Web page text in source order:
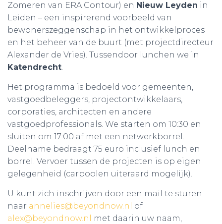
Zomeren van ERA Contour) en Nieuw Leyden in
Leiden – een inspirerend voorbeeld van
bewonerszeggenschap in het ontwikkelproces
en het beheer van de buurt (met projectdirecteur
Alexander de Vries). Tussendoor lunchen we in
Katendrecht.
Het programma is bedoeld voor gemeenten,
vastgoedbeleggers, projectontwikkelaars,
corporaties, architecten en andere
vastgoedprofessionals. We starten om 10:30 en
sluiten om 17:00 af met een netwerkborrel.
Deelname bedraagt 75 euro inclusief lunch en
borrel. Vervoer tussen de projecten is op eigen
gelegenheid (carpoolen uiteraard mogelijk).
U kunt zich inschrijven door een mail te sturen
naar annelies@beyondnow.nl
of
alex@beyondnow.nl
met daarin uw naam,